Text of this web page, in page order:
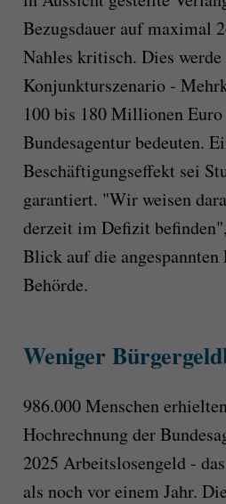
Bezugsdauer auf maximal
Nahles kritisch. Dies
Konjunkturszenario -
100 bis 180 Millionen
Bundesagentur bedeuten.
Beschäftigungseffekt sei
garantiert. "Wir weisen
derzeit im Defizit
Blick auf die angespannten
Behörde.
Weniger
986.000 Menschen
Hochrechnung der
2025 Arbeitslosengeld -
als noch vor einem Jahr.